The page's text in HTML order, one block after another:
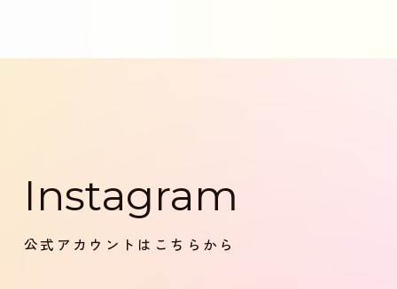
Instagram
公式アカウントはこちらから